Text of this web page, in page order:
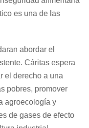
es una de las
abordar el
Cáritas espera
el derecho a una
pobres, promover
agroecología y
de gases de efecto